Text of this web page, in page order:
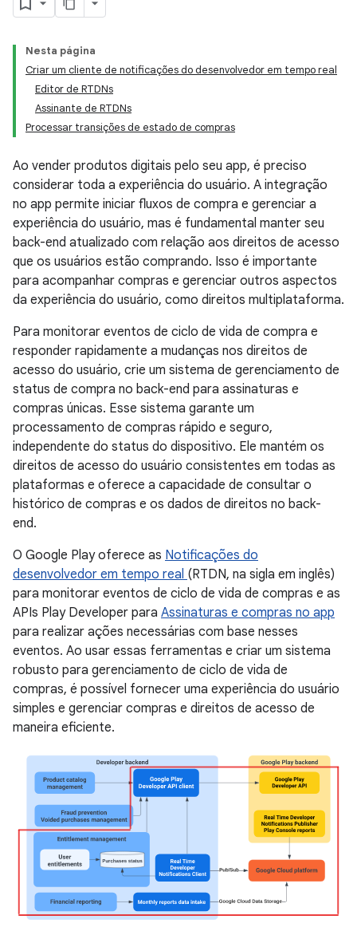
Nesta página
Criar um cliente de notificações do desenvolvedor em tempo real
Editor de RTDNs
Assinante de RTDNs
Processar transições de estado de compras
Ao vender produtos digitais pelo seu app, é preciso
considerar toda a experiência do usuário. A integração
no app permite iniciar fluxos de compra e gerenciar a
experiência do usuário, mas é fundamental manter seu
back-end atualizado com relação aos direitos de acesso
que os usuários estão comprando. Isso é importante
para acompanhar compras e gerenciar outros aspectos
da experiência do usuário, como direitos multiplataforma.
Para monitorar eventos de ciclo de vida de compra e
responder rapidamente a mudanças nos direitos de
acesso do usuário, crie um sistema de gerenciamento de
status de compra no back-end para assinaturas e
compras únicas. Esse sistema garante um
processamento de compras rápido e seguro,
independente do status do dispositivo. Ele mantém os
direitos de acesso do usuário consistentes em todas as
plataformas e oferece a capacidade de consultar o
histórico de compras e os dados de direitos no back-
end.
O Google Play oferece as Notificações do
desenvolvedor em tempo real (RTDN, na sigla em inglês)
para monitorar eventos de ciclo de vida de compras e as
APIs Play Developer para Assinaturas e compras no app
para realizar ações necessárias com base nesses
eventos. Ao usar essas ferramentas e criar um sistema
robusto para gerenciamento de ciclo de vida de
compras, é possível fornecer uma experiência do usuário
simples e gerenciar compras e direitos de acesso de
maneira eficiente.